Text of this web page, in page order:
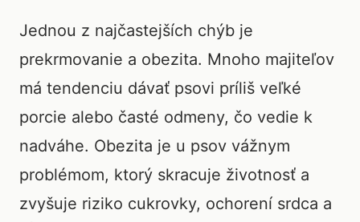
Jednou z najčastejších chýb je
prekrmovanie a obezita. Mnoho majiteľov
má tendenciu dávať psovi príliš veľké
porcie alebo časté odmeny, čo vedie k
nadváhe. Obezita je u psov vážnym
problémom, ktorý skracuje životnosť a
zvyšuje riziko cukrovky, ochorení srdca a